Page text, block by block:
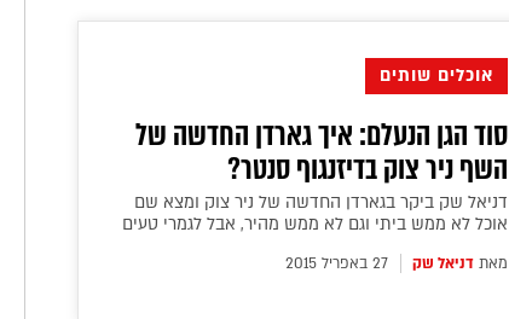
אוכלים שותים
סוד הגן הנעלם: איך גארדן החדשה של
השף ניר צוק בדיזנגוף סנטר?
דניאל שק ביקר בגארדן החדשה של ניר צוק ומצא שם
אוכל לא ממש ביתי וגם לא ממש מהיר, אבל לגמרי טעים
מאת דניאל שק 27 באפריל 2015